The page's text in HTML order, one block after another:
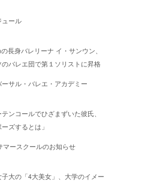
ュール
長身バレリーナ イ・サンウン、
のバレエ団で第１ソリストに昇格
ーサル・バレエ・アカデミー
テンコールでひざまずいた彼氏、
ズするとは」
マースクールのお知らせ
大の「4大美女」、大学のイメー